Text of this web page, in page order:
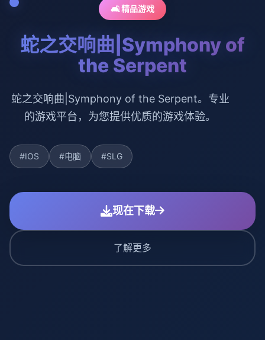
🛋️ 精品游戏
蛇之交响曲|Symphony of
the Serpent
蛇之交响曲|Symphony of the Serpent。专业
的游戏平台，为您提供优质的游戏体验。
#IOS #电脑 #SLG
现在下载
了解更多